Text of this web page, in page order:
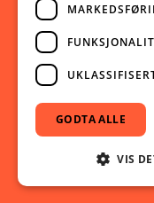
Sikkerhet
Følg oss på
Facebook
GODTA ALLE
VIS